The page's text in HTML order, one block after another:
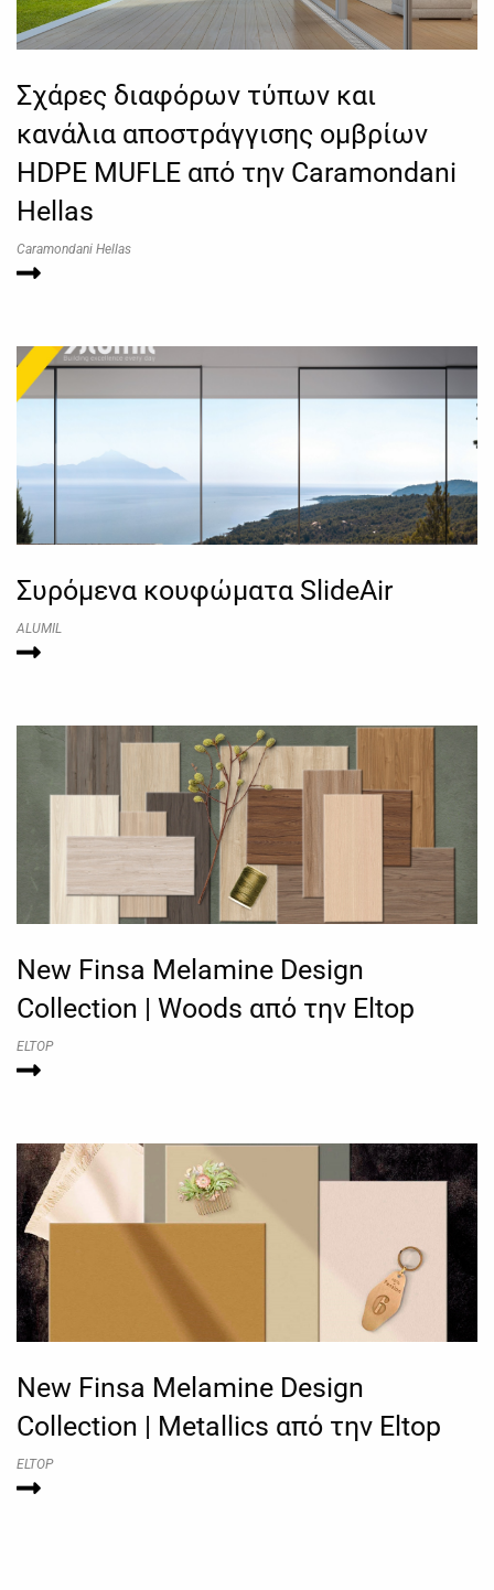
Σχάρες διαφόρων τύπων και
κανάλια αποστράγγισης ομβρίων
HDPE MUFLE από την Caramondani
Hellas
Caramondani Hellas
Συρόμενα κουφώματα SlideAir
ALUMIL
New Finsa Melamine Design
Collection | Woods από την Eltop
ELTOP
New Finsa Melamine Design
Collection | Metallics από την Eltop
ELTOP